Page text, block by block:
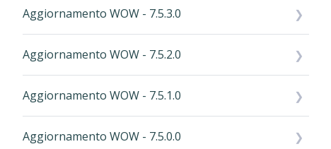
Aggiornamento WOW - 7.5.3.0
Aggiornamento WOW - 7.5.2.0
Aggiornamento WOW - 7.5.1.0
Aggiornamento WOW - 7.5.0.0